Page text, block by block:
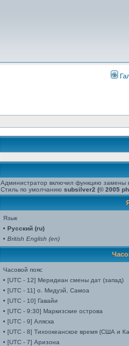
Администратор включил функцию замены
Стиль по умолчанию subsilver2 (© 2005
Язык
• Русский (ru)
• British English (en)
Часовой пояс
• [UTC - 12] Меридиан смены дат (запад)
• [UTC - 11] о. Мидуэй, Самоа
• [UTC - 10] Гавайи
• [UTC - 9:30] Маркизские острова
• [UTC - 9] Аляска
• [UTC - 8] Тихоокеанское время (США и
• [UTC - 7] Аризона